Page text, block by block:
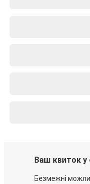
Ваш квиток у
Безмежні